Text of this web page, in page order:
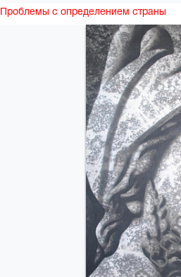
Проблемы с определением страны